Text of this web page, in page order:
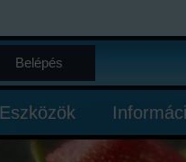
Belépés
Eszközök